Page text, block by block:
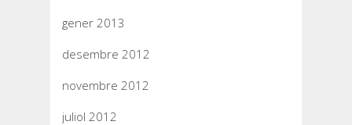
gener 2013
desembre 2012
novembre 2012
juliol 2012